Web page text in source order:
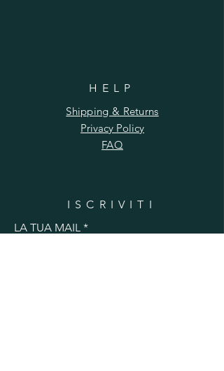
HELP
Shipping & Returns
Privacy Policy
FAQ
ISCRIVITI
LA TUA MAIL